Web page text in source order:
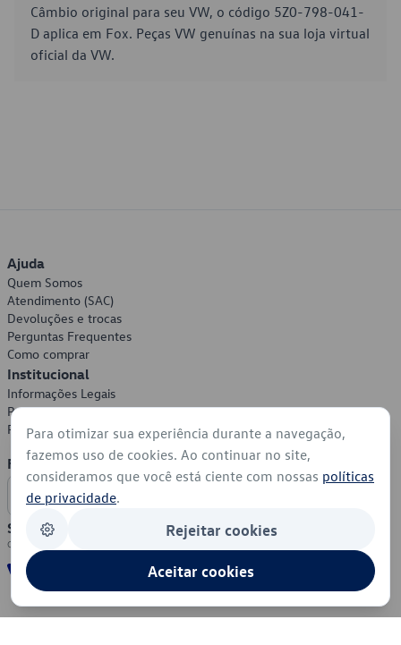
Câmbio original para seu VW, o código 5Z0-798-041-
D aplica em Fox. Peças VW genuínas na sua loja virtual
oficial da VW.
Ajuda
Quem Somos
Atendimento (SAC)
Devoluções e trocas
Perguntas Frequentes
Como comprar
Institucional
Informações Legais
Política de Privacidade
Política de Cookies
Formas de Pagamento
Segurança
Para otimizar sua experiência durante a navegação,
fazemos uso de cookies. Ao continuar no site,
consideramos que você está ciente com nossas políticas
de privacidade.
Rejeitar cookies
Aceitar cookies